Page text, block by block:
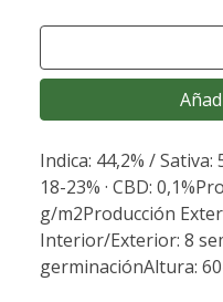
Indica: 44,2% / Sativa:
18-23% · CBD:
g/m2Producción
Interior/Exterior: 8
germinaciónAltura: